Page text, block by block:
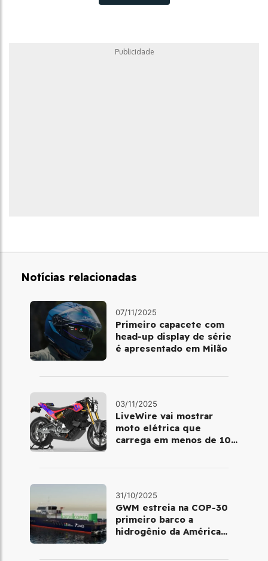
Publicidade
Notícias relacionadas
07/11/2025
Primeiro capacete com
head‑up display de série
é apresentado em Milão
03/11/2025
LiveWire vai mostrar
moto elétrica que
carrega em menos de 10
31/10/2025
GWM estreia na COP-30
primeiro barco a
hidrogênio da América